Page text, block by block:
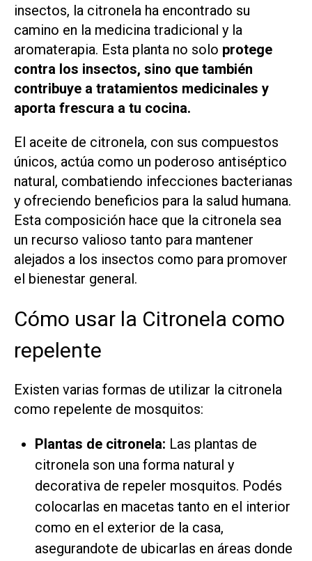
insectos, la citronela ha encontrado su
camino en la medicina tradicional y la
aromaterapia. Esta planta no solo protege
contra los insectos, sino que también
contribuye a tratamientos medicinales y
aporta frescura a tu cocina.
El aceite de citronela, con sus compuestos
únicos, actúa como un poderoso antiséptico
natural, combatiendo infecciones bacterianas
y ofreciendo beneficios para la salud humana.
Esta composición hace que la citronela sea
un recurso valioso tanto para mantener
alejados a los insectos como para promover
el bienestar general.
Cómo usar la Citronela como
repelente
Existen varias formas de utilizar la citronela
como repelente de mosquitos:
Plantas de citronela: Las plantas de
citronela son una forma natural y
decorativa de repeler mosquitos. Podés
colocarlas en macetas tanto en el interior
como en el exterior de la casa,
asegurandote de ubicarlas en áreas donde